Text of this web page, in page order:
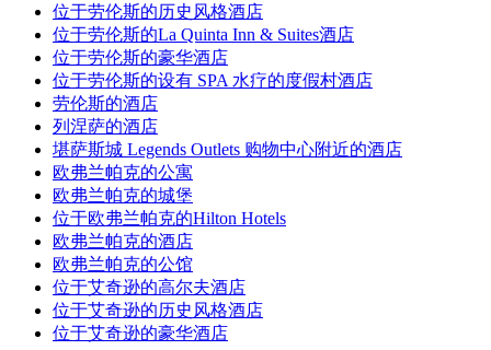
位于劳伦斯的历史风格酒店
位于劳伦斯的La Quinta Inn & Suites酒店
位于劳伦斯的豪华酒店
位于劳伦斯的设有 SPA 水疗的度假村酒店
劳伦斯的酒店
列涅萨的酒店
堪萨斯城 Legends Outlets 购物中心附近的酒店
欧弗兰帕克的公寓
欧弗兰帕克的城堡
位于欧弗兰帕克的Hilton Hotels
欧弗兰帕克的酒店
欧弗兰帕克的公馆
位于艾奇逊的高尔夫酒店
位于艾奇逊的历史风格酒店
位于艾奇逊的豪华酒店